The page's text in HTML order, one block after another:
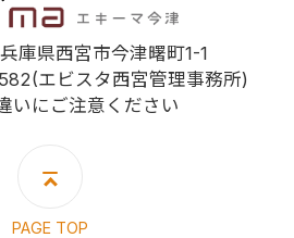
庫県西宮市今津曙町1-1
(エビスタ西宮管理事務所)
いにご注意ください
PAGE TOP